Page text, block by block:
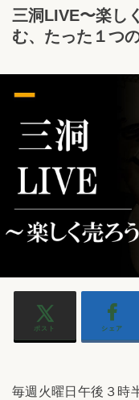
三洞LIVE〜楽し
む、たった１つ
ポスト シェア
毎週火曜日午後３時